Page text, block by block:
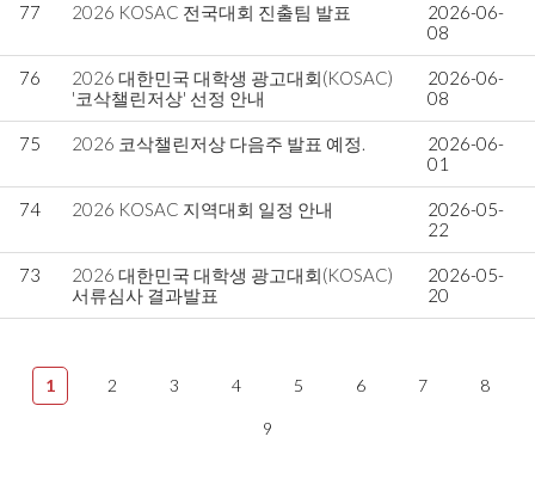
77 2026 KOSAC 전국대회 진출팀 발표
2026-06-
08
76
2026 대한민국 대학생 광고대회(KOSAC)
'코삭챌린저상' 선정 안내
2026-06-
08
75 2026 코삭챌린저상 다음주 발표 예정.
2026-06-
01
74 2026 KOSAC 지역대회 일정 안내
2026-05-
22
73
2026 대한민국 대학생 광고대회(KOSAC)
서류심사 결과발표
2026-05-
20
1 2 3 4 5 6 7 8
9